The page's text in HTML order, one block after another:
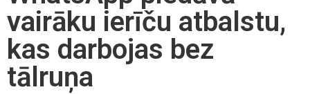
vairāku ierīču atbalstu,
kas darbojas bez
tālruņa